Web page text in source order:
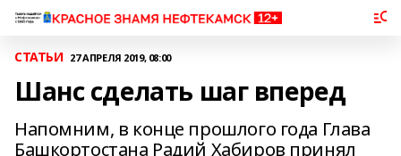
СТАТЬИ 27 АПРЕЛЯ 2019, 08:00
Шанс сделать шаг вперед
Напомним, в конце прошлого года Глава
Башкортостана Радий Хабиров принял